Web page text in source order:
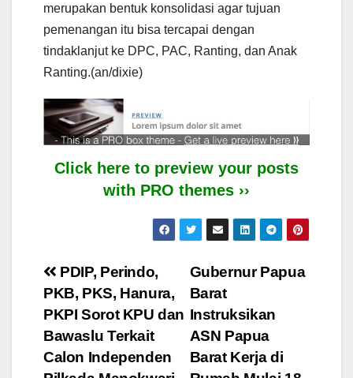
merupakan bentuk konsolidasi agar tujuan
pemenangan itu bisa tercapai dengan
tindaklanjut ke DPC, PAC, Ranting, dan Anak
Ranting.(an/dixie)
Click here to preview your posts
with PRO themes ››
Post
navigation
Gubernur Papua
Barat
Instruksikan
ASN Papua
Barat Kerja di
PDIP, Perindo,
PKB, PKS, Hanura,
PKPI Sorot KPU dan
Bawaslu Terkait
Calon Independen